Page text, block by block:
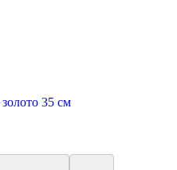
35 см